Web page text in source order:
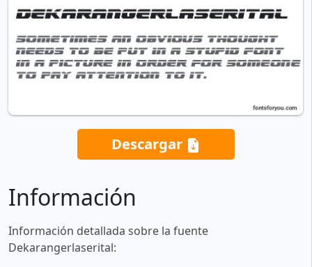
Descargar
Información
Información detallada sobre la fuente
Dekarangerlaserital: